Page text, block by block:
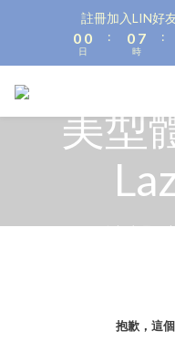
註冊加入LIN好
0
1
0
日
:
1
0
8
7
6
3
2
0
時
:
美型
全部商品>
抱歉，這